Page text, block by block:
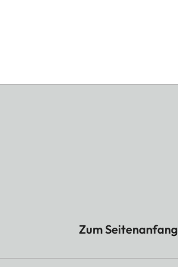
Zum Seitenanfang